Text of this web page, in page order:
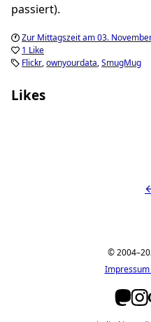
passiert).
Zur Mittagszeit am 03.
1 Like
Flickr ownyourdata SmugMug
Likes
©